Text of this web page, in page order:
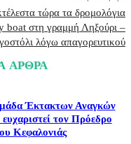
τώρα τα δρομολόγια
boat στη γραμμή Ληξούρι –
λόγω απαγορευτικού
ΑΡΘΡΑ
Έκτακτων Αναγκών
τον Πρόεδρο
Κεφαλονιάς